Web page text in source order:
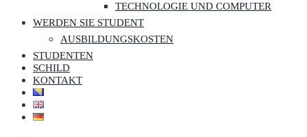
TECHNOLOGIE UND COMPUTER
WERDEN SIE STUDENT
AUSBILDUNGSKOSTEN
STUDENTEN
SCHILD
KONTAKT